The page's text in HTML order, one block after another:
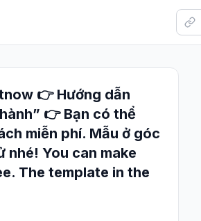
👉 Hướng dẫn
👉 Bạn có thể
miễn phí. Mẫu ở góc
nhé! You can make
The template in the